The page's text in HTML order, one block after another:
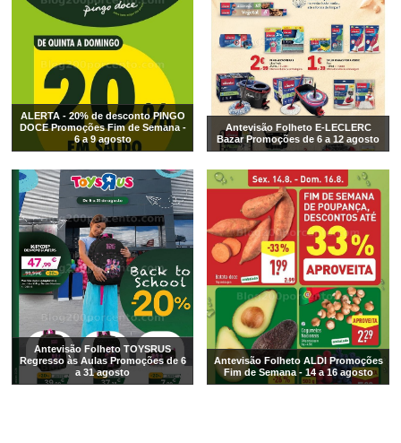
ALERTA - 20% de desconto PINGO
DOCE Promoções Fim de Semana -
6 a 9 agosto
Antevisão Folheto E-LECLERC
Bazar Promoções de 6 a 12 agosto
Antevisão Folheto TOYSRUS
Regresso às Aulas Promoções de 6
a 31 agosto
Antevisão Folheto ALDI Promoções
Fim de Semana - 14 a 16 agosto